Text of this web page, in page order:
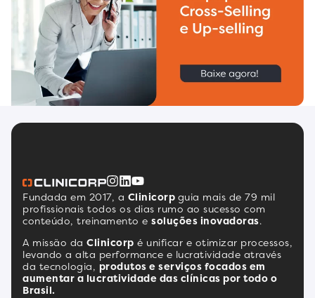
Fundada em 2017, a Clinicorp guia mais de 79 mil
profissionais todos os dias rumo ao sucesso com
conteúdo, treinamento e soluções inovadoras.
A missão da Clinicorp é unificar e otimizar processos,
levando a alta performance e lucratividade através
da tecnologia, produtos e serviços focados em
aumentar a lucratividade das clínicas por todo o
Brasil.